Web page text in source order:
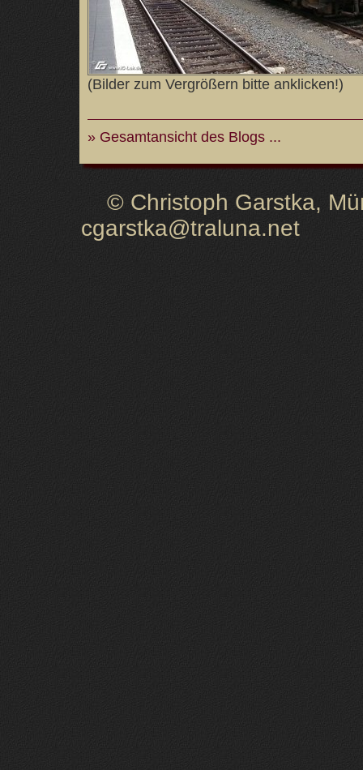
(Bilder zum Vergrößern bitte anklicken!)
» Gesamtansicht des Blogs ...
© Christoph Garstka,
cgarstka@traluna.net